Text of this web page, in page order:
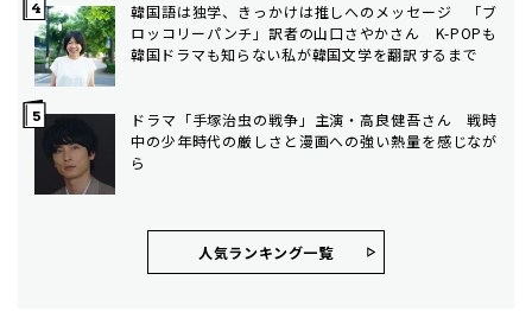
韓国語は独学、きっかけは推しへのメッセージ 「ブ
ロッコリーパンチ」訳者の山口さやかさん K-POPも
韓国ドラマも知らない私が韓国文学を翻訳するまで
ドラマ「手塚治虫の戦争」主演・高良健吾さん 戦時
中の少年時代の厳しさと漫画への強い熱量を感じなが
ら
人気ランキング⼀覧